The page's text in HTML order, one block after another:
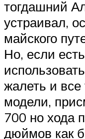
тогдашний
устраивал,
майского
Но, если
жалеть и
модели,
700 но хода
дюймов как